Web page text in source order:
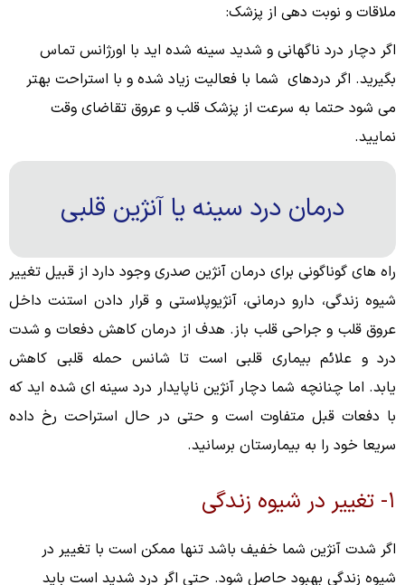
ملاقات و نوبت دهی از پزشک:
اگر دچار درد ناگهانی و شدید سینه شده اید با اورژانس تماس
بگیرید. اگر دردهای شما با فعالیت زیاد شده و با استراحت بهتر
می شود حتما به سرعت از پزشک قلب و عروق تقاضای وقت
نمایید.
درمان درد سینه یا آنژین قلبی
راه های گوناگونی برای درمان آنژین صدری وجود دارد از قبیل تغییر
شیوه زندگی، دارو درمانی، آنژیوپلاستی و قرار دادن استنت داخل
عروق قلب و جراحی قلب باز. هدف از درمان کاهش دفعات و شدت
درد و علائم بیماری قلبی است تا شانس حمله قلبی کاهش
یابد. اما چنانچه شما دچار آنژین ناپایدار درد سینه ای شده اید که
با دفعات قبل متفاوت است و حتی در حال استراحت رخ داده
سریعا خود را به بیمارستان برسانید.
۱- تغییر در شیوه زندگی
اگر شدت آنژین شما خفیف باشد تنها ممکن است با تغییر در
شیوه زندگی بهبود حاصل شود. حتی اگر درد شدید است باید